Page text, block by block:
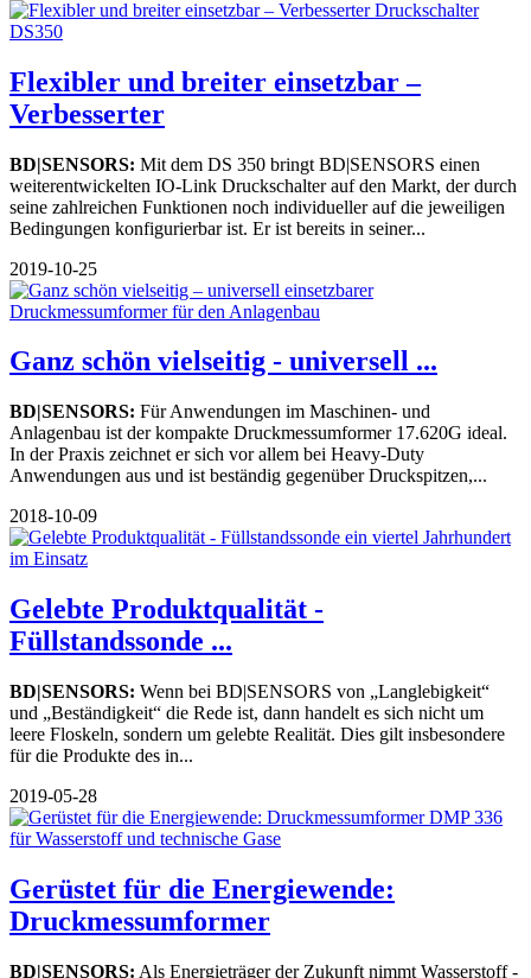
Flexibler und breiter einsetzbar –
Verbesserter
BD|SENSORS: Mit dem DS 350 bringt BD|SENSORS einen
weiterentwickelten IO-Link Druckschalter auf den Markt, der durch
seine zahlreichen Funktionen noch individueller auf die jeweiligen
Bedingungen konfigurierbar ist. Er ist bereits in seiner...
2019-10-25
Ganz schön vielseitig - universell ...
BD|SENSORS: Für Anwendungen im Maschinen- und
Anlagenbau ist der kompakte Druckmessumformer 17.620G ideal.
In der Praxis zeichnet er sich vor allem bei Heavy-Duty
Anwendungen aus und ist beständig gegenüber Druckspitzen,...
2018-10-09
Gelebte Produktqualität -
Füllstandssonde ...
BD|SENSORS: Wenn bei BD|SENSORS von „Langlebigkeit“
und „Beständigkeit“ die Rede ist, dann handelt es sich nicht um
leere Floskeln, sondern um gelebte Realität. Dies gilt insbesondere
für die Produkte des in...
2019-05-28
Gerüstet für die Energiewende:
Druckmessumformer
BD|SENSORS: Als Energieträger der Zukunft nimmt Wasserstoff -